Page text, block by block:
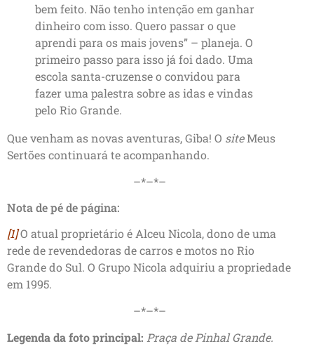
bem feito. Não tenho intenção em ganhar
dinheiro com isso. Quero passar o que
aprendi para os mais jovens” – planeja. O
primeiro passo para isso já foi dado. Uma
escola santa-cruzense o convidou para
fazer uma palestra sobre as idas e vindas
pelo Rio Grande.
Que venham as novas aventuras, Giba! O siteMeus
Sertões continuará te acompanhando.
–*–*–
Nota de pé de página:
[1]O atual proprietário é Alceu Nicola, dono de uma
rede de revendedoras de carros e motos no Rio
Grande do Sul. O Grupo Nicola adquiriu a propriedade
em 1995.
–*–*–
Legenda da foto principal: Praça de Pinhal Grande.